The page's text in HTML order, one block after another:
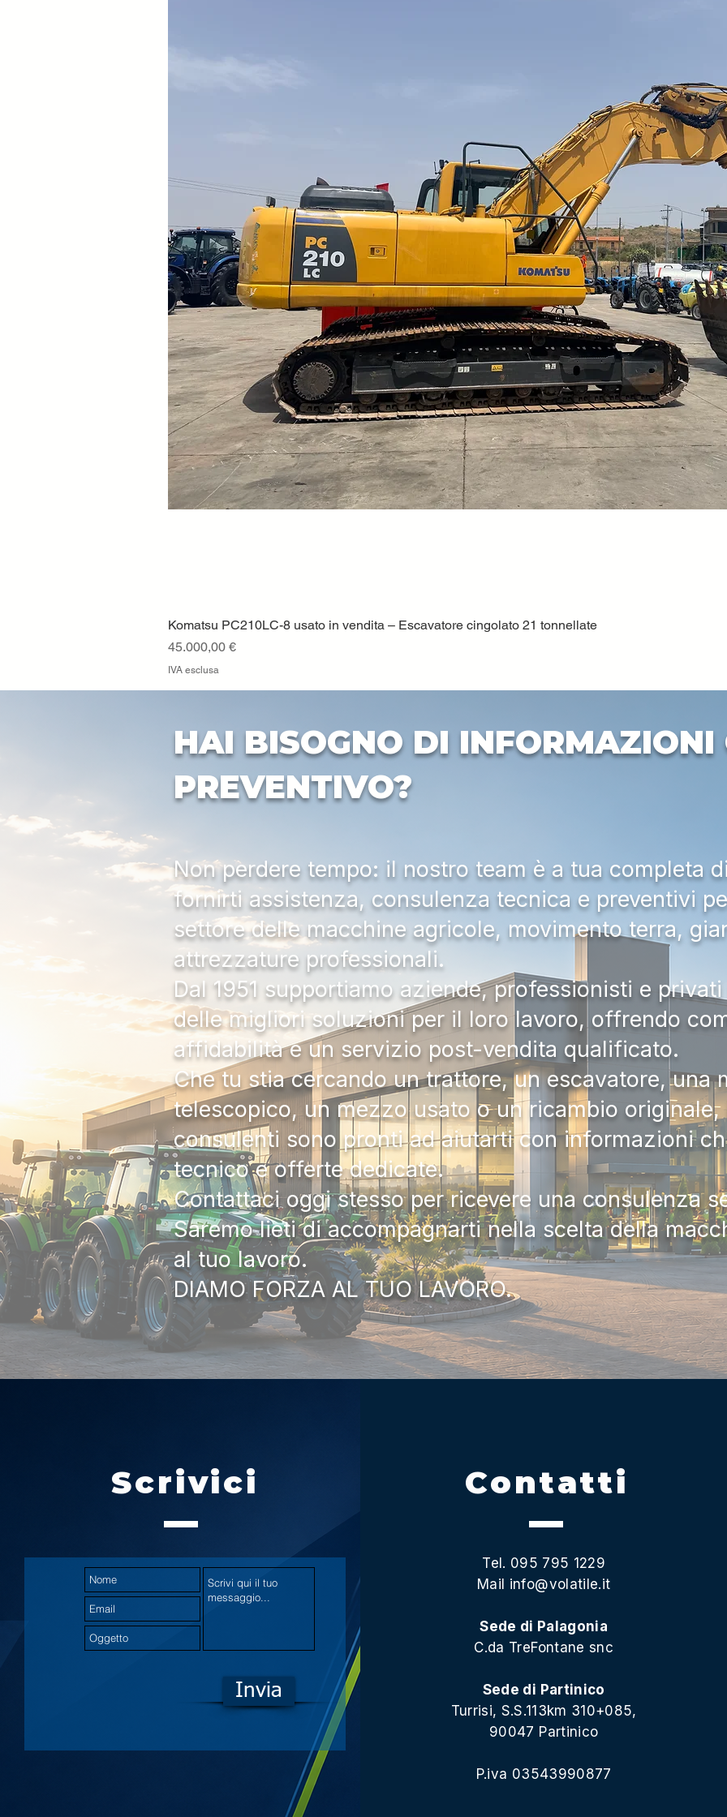
Vista rapida
Komatsu PC210LC-8 usato in vendita – Escavatore cingolato 21 tonnellate
Prezzo
45.000,00 €
IVA esclusa
HAI BISOGNO DI INFORMAZIONI
PREVENTIVO?
Non perdere tempo: il nostro team è a tua completa
fornirti assistenza, consulenza tecnica e preventivi
settore delle macchine agricole, movimento terra,
attrezzature professionali.
Dal 1951 supportiamo aziende, professionisti e
delle migliori soluzioni per il loro lavoro, offrendo
affidabilità e un servizio post-vendita qualificato.
Che tu stia cercando un trattore, un escavatore, una
telescopico, un mezzo usato o un ricambio
consulenti sono pronti ad aiutarti con informazioni
tecnico e offerte dedicate.
Contattaci oggi stesso per ricevere una consulenza
Saremo lieti di accompagnarti nella scelta della
al tuo lavoro.
DIAMO FORZA AL TUO LAVORO.
Scrivici
Invia
Contatti
Tel. 095 795 1229
Mail info@volatile.it
Sede di Palagonia
C.da TreFontane snc
Sede di Partinico
Turrisi, S.S.113km 310+085,
90047 Partinico
P.iva 03543990877